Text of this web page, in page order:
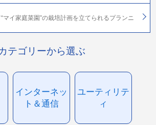
マイ家庭菜園”の栽培計画を立てられるプランニ
テゴリーから選ぶ
インターネッ
ト＆通信
ユーティリテ
ィ